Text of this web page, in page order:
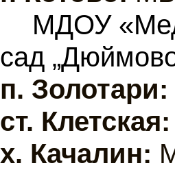
МДОУ
сад
п. Золотари:
ст. Клетская:
х. Качалин: